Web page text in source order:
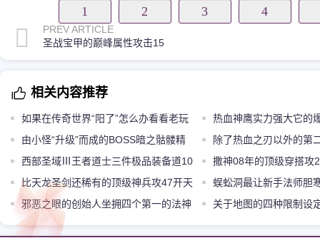
1 2 3 4
PREV ARTICLE
圣战宝甲的巅峰属性攻击15
相关内容推荐
如果在传奇世界“阳了”怎么办看看老玩
家的经典操作
热血神鹰实力强大它的
由小怪“升级”而成的BOSS暗之骷髅精
灵
除了热血之刃以外的第
雄之刃
西部圣域Ⅲ王者道士三件极品装备道10
天手不如运九套
撒神08年的顶级穿搭攻
眼
比天龙圣剑还稀有的顶级神兵攻47开天
蜈蚣洞最让新手法师胆
落
邪恶之眼的创始人坐拥四个第一的法神
Jack
关于地图的四种限制设
太大